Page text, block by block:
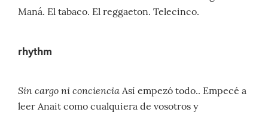
Maná. El tabaco. El reggaeton. Telecinco.
rhythm
Sin cargo ni conciencia Así empezó todo.. Empecé a
leer Anait como cualquiera de vosotros y